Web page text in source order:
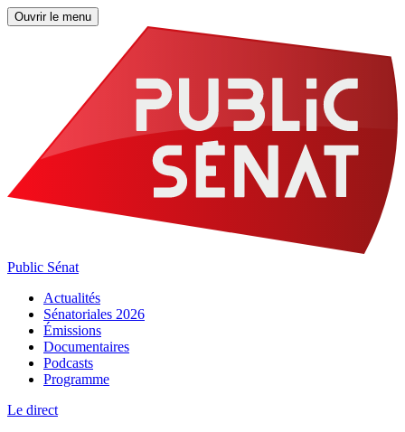
Ouvrir le menu
Public Sénat
Actualités
Sénatoriales 2026
Émissions
Documentaires
Podcasts
Programme
Le direct